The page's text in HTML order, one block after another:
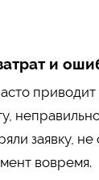
и
заявку,
вовремя.